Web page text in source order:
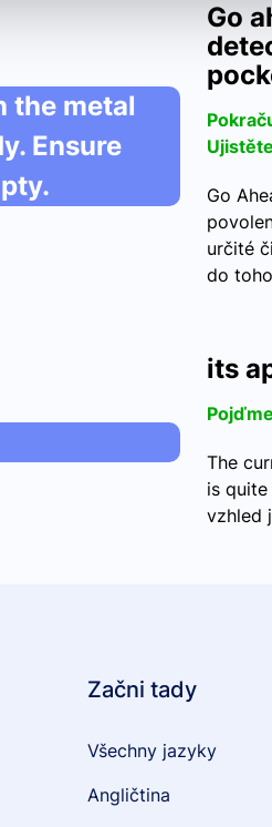
the metal
Ensure
Go
Go
určité
do
its
The
is
vzhled
Začni tady
Všechny jazyky
Angličtina